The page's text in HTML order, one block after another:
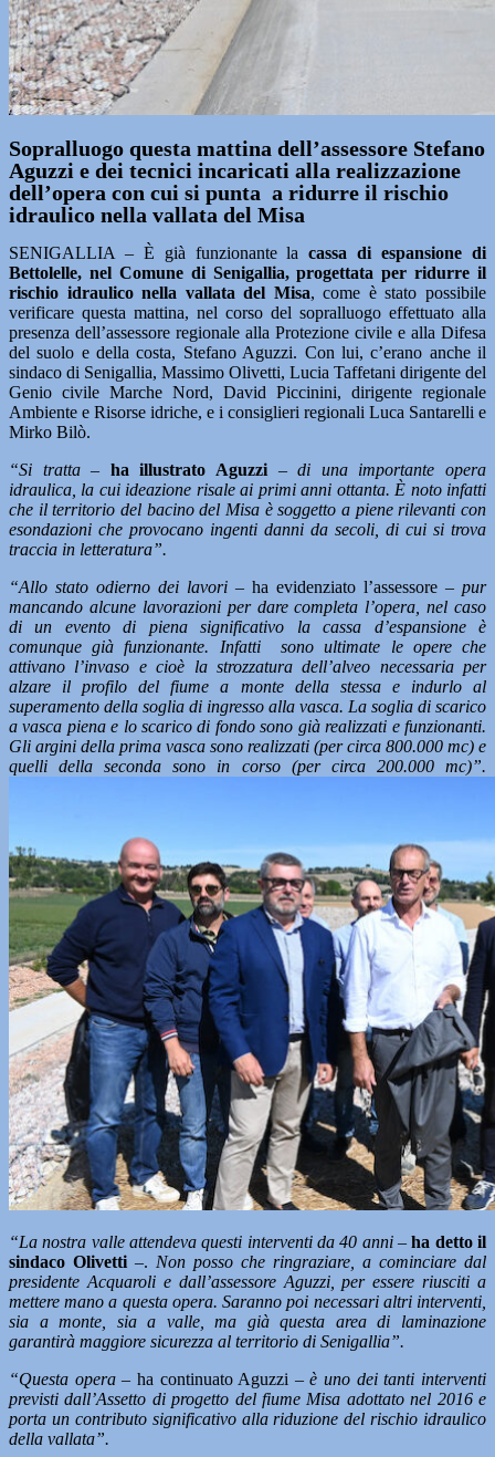
Sopralluogo questa mattina dell’assessore Stefano
Aguzzi e dei tecnici incaricati alla realizzazione
dell’opera con cui si punta a ridurre il rischio
idraulico nella vallata del Misa
SENIGALLIA – È già funzionante lacassa di espansione di
Bettolelle, nel Comune di Senigallia, progettata per ridurre il
rischio idraulico nella vallata del Misa, come è stato possibile
verificare questa mattina, nel corso del sopralluogo effettuato alla
presenza dell’assessore regionale alla Protezione civile e alla Difesa
del suolo e della costa, Stefano Aguzzi. Con lui, c’erano anche il
sindaco di Senigallia, Massimo Olivetti, Lucia Taffetani dirigente del
Genio civile Marche Nord, David Piccinini, dirigente regionale
Ambiente e Risorse idriche, e i consiglieri regionali Luca Santarelli e
Mirko Bilò.
“Si tratta – ha illustrato Aguzzi –di una importante opera
idraulica, la cui ideazione risale ai primi anni ottanta. È noto infatti
che il territorio del bacino del Misa è soggetto a piene rilevanti con
esondazioni che provocano ingenti danni da secoli, di cui si trova
traccia in letteratura”.
“Allo stato odierno dei lavori – ha evidenziato l’assessore – pur
mancando alcune lavorazioni per dare completa l’opera, nel caso
di un evento di piena significativo la cassa d’espansione è
comunque già funzionante. Infatti sono ultimate le opere che
attivano l’invaso e cioè la strozzatura dell’alveo necessaria per
alzare il profilo del fiume a monte della stessa e indurlo al
superamento della soglia di ingresso alla vasca. La soglia di scarico
a vasca piena e lo scarico di fondo sono già realizzati e funzionanti.
Gli argini della prima vasca sono realizzati (per circa 800.000 mc) e
quelli della seconda sono in corso (per circa 200.000 mc)”.
“La nostra valle attendeva questi interventi da 40 anni–ha detto il
sindaco Olivetti –. Non posso che ringraziare, a cominciare dal
presidente Acquaroli e dall’assessore Aguzzi, per essere riusciti a
mettere mano a questa opera. Saranno poi necessari altri interventi,
sia a monte, sia a valle, ma già questa area di laminazione
garantirà maggiore sicurezza al territorio di Senigallia”.
“Questa opera – ha continuato Aguzzi –è uno dei tanti interventi
previsti dall’Assetto di progetto del fiume Misa adottato nel 2016 e
porta un contributo significativo alla riduzione del rischio idraulico
della vallata”.